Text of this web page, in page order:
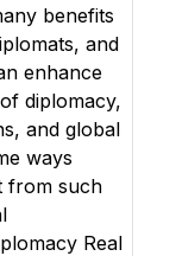
benefits
and
enhance
diplomacy,
and global
ways
from such
Real